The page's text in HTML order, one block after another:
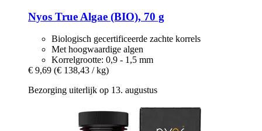
Nyos True Algae (BIO), 70 g
Biologisch gecertificeerde zachte korrels
Met hoogwaardige algen
Korrelgrootte: 0,9 - 1,5 mm
€ 9,69 (€ 138,43 / kg)
Bezorging uiterlijk op 13. augustus